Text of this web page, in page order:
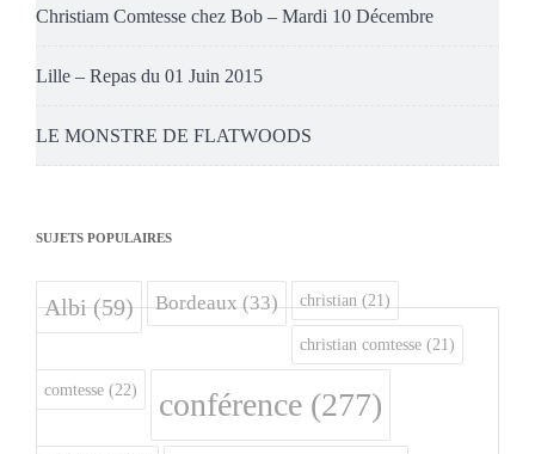
Christiam Comtesse chez Bob – Mardi 10 Décembre
Lille – Repas du 01 Juin 2015
LE MONSTRE DE FLATWOODS
SUJETS POPULAIRES
Albi(59) Bordeaux(33) christian (21)
christian comtesse (21)
comtesse (22) conférence (277)